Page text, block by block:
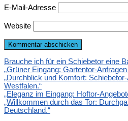
E-Mail-Adresse
Website
Brauche ich für ein Schiebetor eine
„Grüner Eingang: Gartentor-
„Durchblick und Komfort:
Westfalen.“
„Eleganz im Eingang: Hoftor-
„Willkommen durch das Tor:
Deutschland.“